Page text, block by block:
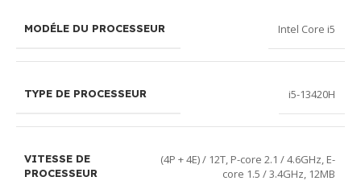
MODÉLE DU PROCESSEUR Intel Core i5
TYPE DE PROCESSEUR i5-13420H
VITESSE DE
PROCESSEUR
(4P + 4E) / 12T, P-core 2.1 / 4.6GHz, E-
core 1.5 / 3.4GHz, 12MB